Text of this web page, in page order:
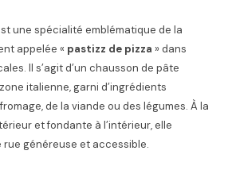
une spécialité emblématique de la
appelée « pastizz de pizza » dans
Il s’agit d’un chausson de pâte
italienne, garni d’ingrédients
de la viande ou des légumes. À la
et fondante à l’intérieur, elle
généreuse et accessible.